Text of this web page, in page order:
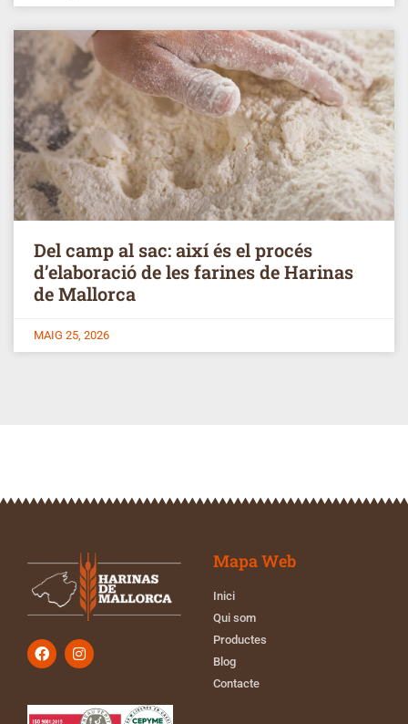
Del camp al sac: així és el procés
d’elaboració de les farines de Harinas
de Mallorca
MAIG 25, 2026
Mapa Web
Inici
Qui som
Productes
Blog
Contacte